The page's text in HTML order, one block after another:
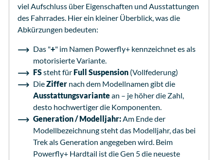
viel Aufschluss über Eigenschaften und Ausstattungen
des Fahrrades. Hier ein kleiner Überblick, was die
Abkürzungen bedeuten:
Das "+" im Namen Powerfly+ kennzeichnet es als
motorisierte Variante.
FSsteht für Full Suspension (Vollfederung)
DieZiffer nach dem Modellnamen gibt die
Ausstattungsvariantean – je höher die Zahl,
desto hochwertiger die Komponenten.
Generation / Modelljahr:Am Ende der
Modellbezeichnung steht das Modelljahr, das bei
Trek als Generation angegeben wird. Beim
Powerfly+ Hardtail ist die Gen 5 die neueste